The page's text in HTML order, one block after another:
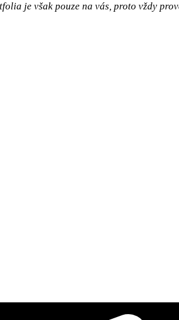
je však pouze na vás, proto vždy